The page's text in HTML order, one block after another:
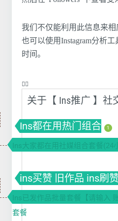
我们不仅能利用此信息来相
也可以使用Instagram分析
时间。
❤️‍🔥
关于【 Ins推广 】社
Ins都在用热门组合 1
Ins大家都在用社媒组合套餐(24
ins买赞 旧作品 ins刷赞
Ins已发作品批量套餐【请输入
套餐